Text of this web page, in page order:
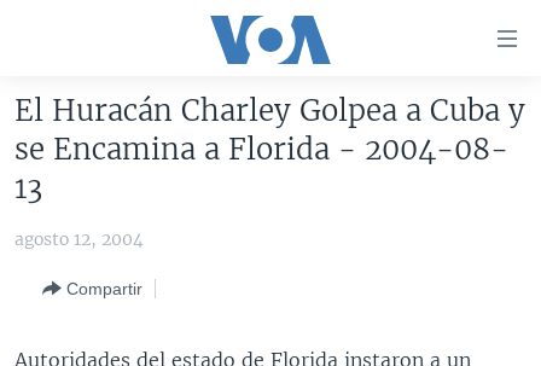
accesibilidad
contenido
Salte
Salte
AMÉRICA DEL NORTE
VOA VERIFICA INMIGRACIÓN
ARGENTINA
CHINA EN AMÉRICA LATINA
El Huracán Charley Golpea a Cuba y
se Encamina a Florida - 2004-08-
13
agosto 12, 2004
Compartir
Autoridades del estado de Florida instaron a un